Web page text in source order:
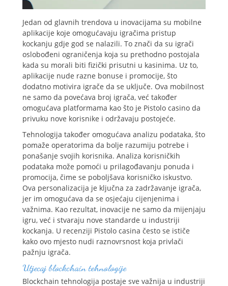
Jedan od glavnih trendova u inovacijama su mobilne
aplikacije koje omogućavaju igračima pristup
kockanju gdje god se nalazili. To znači da su igrači
oslobođeni ograničenja koja su prethodno postojala
kada su morali biti fizički prisutni u kasinima. Uz to,
aplikacije nude razne bonuse i promocije, što
dodatno motivira igrače da se uključe. Ova mobilnost
ne samo da povećava broj igrača, već također
omogućava platformama kao što je Pistolo casino da
privuku nove korisnike i održavaju postojeće.
Tehnologija također omogućava analizu podataka, što
pomaže operatorima da bolje razumiju potrebe i
ponašanje svojih korisnika. Analiza korisničkih
podataka može pomoći u prilagođavanju ponuda i
promocija, čime se poboljšava korisničko iskustvo.
Ova personalizacija je ključna za zadržavanje igrača,
jer im omogućava da se osjećaju cijenjenima i
važnima. Kao rezultat, inovacije ne samo da mijenjaju
igru, već i stvaraju nove standarde u industriji
kockanja. U recenziji Pistolo casina često se ističe
kako ovo mjesto nudi raznovrsnost koja privlači
pažnju igrača.
Utjecaj blockchain tehnologije
Blockchain tehnologija postaje sve važnija u industriji